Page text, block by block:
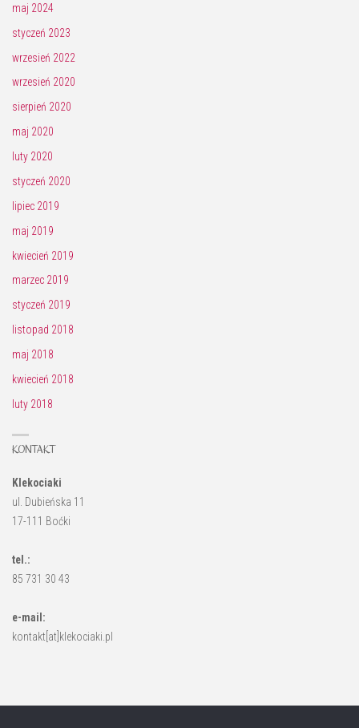
maj 2024
styczeń 2023
wrzesień 2022
wrzesień 2020
sierpień 2020
maj 2020
luty 2020
styczeń 2020
lipiec 2019
maj 2019
kwiecień 2019
marzec 2019
styczeń 2019
listopad 2018
maj 2018
kwiecień 2018
luty 2018
KONTAKT
Klekociaki
ul. Dubieńska 11
17-111 Boćki
tel.:
85 731 30 43
e-mail:
kontakt[at]klekociaki.pl